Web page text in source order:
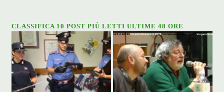
CLASSIFICA 10 POST PIÙ LETTI ULTIME 48 ORE